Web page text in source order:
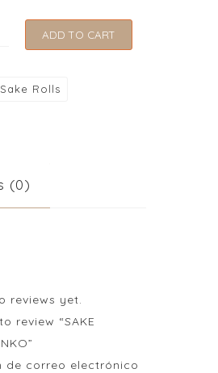
ADD TO CART
Sake Rolls
(0)
reviews yet.
review “SAKE
de correo electrónico